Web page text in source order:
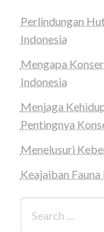
Perlindungan
Indonesia
Mengapa
Indonesia
Menjaga
Pentingnya
Menelusuri
Keajaiban